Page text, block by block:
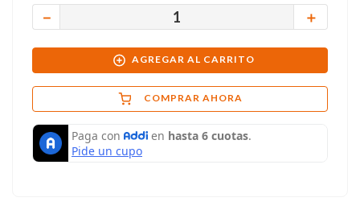
＋
－
AGREGAR AL CARRITO
COMPRAR AHORA